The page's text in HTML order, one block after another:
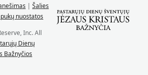
| Šalies
nuostatos
Inc. All
Dienų
Bažnyčios